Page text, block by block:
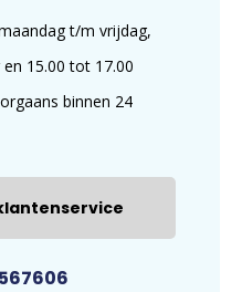
t/m vrijdag,
15.00 tot 17.00
binnen 24